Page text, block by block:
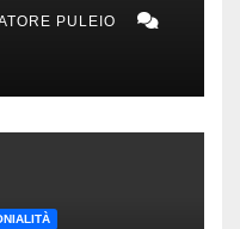
PULEIO